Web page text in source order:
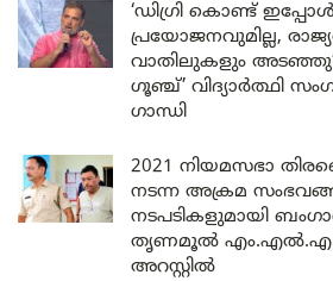
‘ഡിഗ്രി കൊണ്ട്
പ്രയോജനവുമില്ല,
വാതിലുകളും അടഞ്ഞു’
ഗൂഞ്ച്’ വിദ്യാർത്ഥി
ഗാന്ധി
2021 നിയമസഭാ
നടന്ന അക്രമ
നടപടികളുമായി
തൃണമൂൽ എം.എൽ.എ
അറസ്റ്റിൽ